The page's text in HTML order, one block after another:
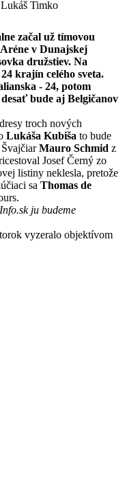
Timko
začal už tímovou
v Dunajskej
družstiev. Na
krajín celého sveta.
- 24, potom
bude aj Belgičanov
troch nových
Lukáša Kubiša to bude
ŠvajčiarMauro Schmid z
Josef Černý zo
listiny neklesla, pretože
sa Thomas de
ju budeme
vyzeralo objektívom